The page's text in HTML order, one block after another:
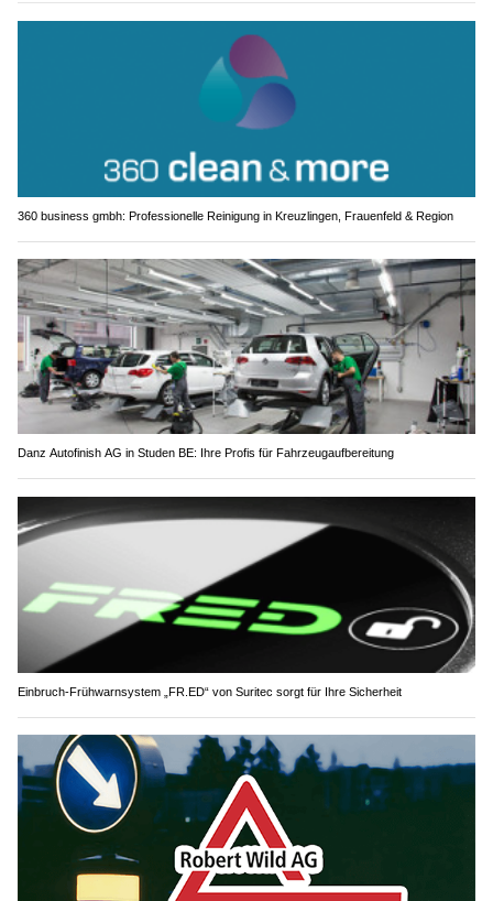
360 business gmbh: Professionelle Reinigung in Kreuzlingen, Frauenfeld & Region
Danz Autofinish AG in Studen BE: Ihre Profis für Fahrzeugaufbereitung
Einbruch-Frühwarnsystem „FR.ED“ von Suritec sorgt für Ihre Sicherheit